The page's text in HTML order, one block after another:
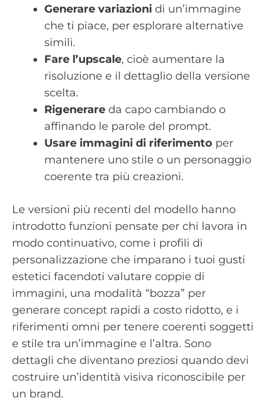
Generare variazioni di un’immagine
che ti piace, per esplorare alternative
simili.
Fare l’upscale, cioè aumentare la
risoluzione e il dettaglio della versione
scelta.
Rigenerare da capo cambiando o
affinando le parole del prompt.
Usare immagini di riferimento per
mantenere uno stile o un personaggio
coerente tra più creazioni.
Le versioni più recenti del modello hanno
introdotto funzioni pensate per chi lavora in
modo continuativo, come i profili di
personalizzazione che imparano i tuoi gusti
estetici facendoti valutare coppie di
immagini, una modalità “bozza” per
generare concept rapidi a costo ridotto, e i
riferimenti omni per tenere coerenti soggetti
e stile tra un’immagine e l’altra. Sono
dettagli che diventano preziosi quando devi
costruire un’identità visiva riconoscibile per
un brand.